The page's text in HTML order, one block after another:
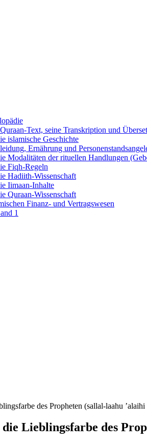
Text, seine Transkription und
islamische Geschichte
Ernährung und
Modalitäten der rituellen Handlungen
Fiqh-Regeln
Hadiith-Wissenschaft
Iimaan-Inhalte
Quraan-Wissenschaft
Finanz- und Vertragswesen
1
des Propheten (sallal-laahu
Lieblingsfarbe des